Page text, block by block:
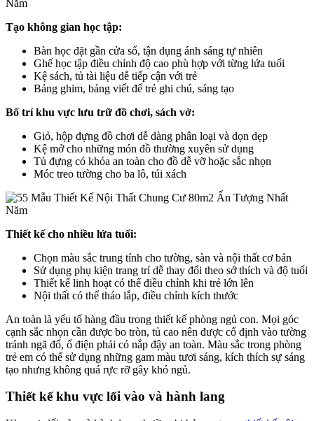
Tạo không gian học tập:
Bàn học đặt gần cửa sổ, tận dụng ánh sáng tự nhiên
Ghế học tập điều chỉnh độ cao phù hợp với từng lứa tuổi
Kệ sách, tủ tài liệu dễ tiếp cận với trẻ
Bảng ghim, bảng viết để trẻ ghi chú, sáng tạo
Bố trí khu vực lưu trữ đồ chơi, sách vở:
Giỏ, hộp đựng đồ chơi dễ dàng phân loại và dọn dẹp
Kệ mở cho những món đồ thường xuyên sử dụng
Tủ đựng có khóa an toàn cho đồ dễ vỡ hoặc sắc nhọn
Móc treo tường cho ba lô, túi xách
Thiết kế cho nhiều lứa tuổi:
Chọn màu sắc trung tính cho tường, sàn và nội thất cơ bản
Sử dụng phụ kiện trang trí dễ thay đổi theo sở thích và độ tuổi
Thiết kế linh hoạt có thể điều chỉnh khi trẻ lớn lên
Nội thất có thể tháo lắp, điều chỉnh kích thước
An toàn là yếu tố hàng đầu trong thiết kế phòng ngủ con. Mọi góc
cạnh sắc nhọn cần được bo tròn, tủ cao nên được cố định vào tường
tránh ngã đổ, ổ điện phải có nắp đậy an toàn. Màu sắc trong phòng
trẻ em có thể sử dụng những gam màu tươi sáng, kích thích sự sáng
tạo nhưng không quá rực rỡ gây khó ngủ.
Thiết kế khu vực lối vào và hành lang